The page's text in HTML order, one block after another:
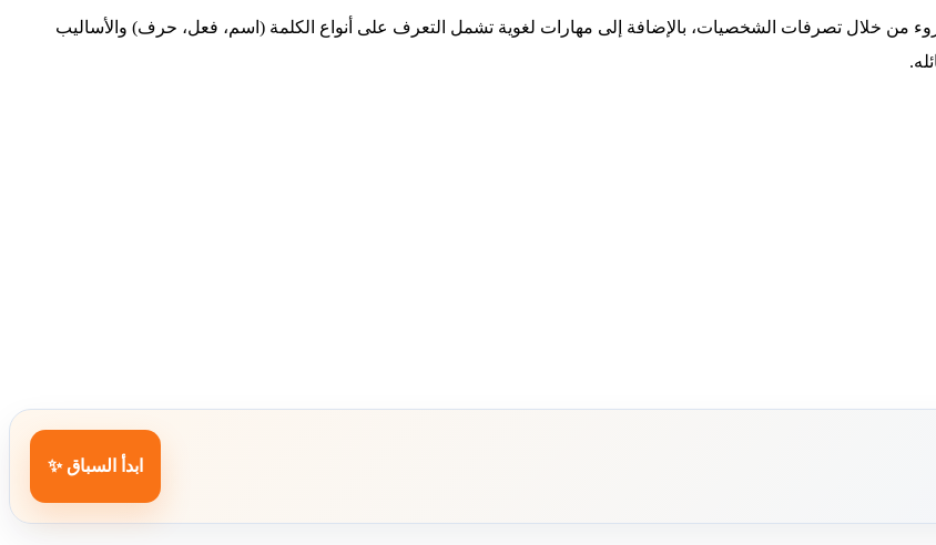
من خلال تصرفات الشخصيات، بالإضافة إلى مهارات لغوية تشمل التعرف على أنواع الكلمة (اسم، فعل، حرف) والأساليب
ابدأ السباق ✨